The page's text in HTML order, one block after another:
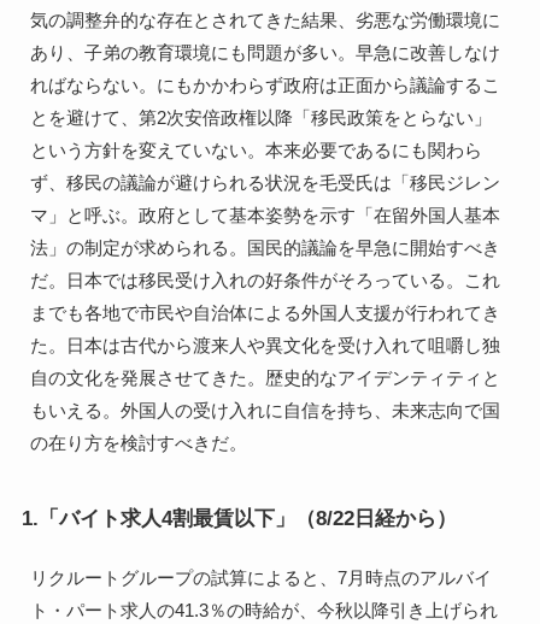
気の調整弁的な存在とされてきた結果、劣悪な労働環境に
あり、子弟の教育環境にも問題が多い。早急に改善しなけ
ればならない。にもかかわらず政府は正面から議論するこ
とを避けて、第2次安倍政権以降「移民政策をとらない」
という方針を変えていない。本来必要であるにも関わら
ず、移民の議論が避けられる状況を毛受氏は「移民ジレン
マ」と呼ぶ。政府として基本姿勢を示す「在留外国人基本
法」の制定が求められる。国民的議論を早急に開始すべき
だ。日本では移民受け入れの好条件がそろっている。これ
までも各地で市民や自治体による外国人支援が行われてき
た。日本は古代から渡来人や異文化を受け入れて咀嚼し独
自の文化を発展させてきた。歴史的なアイデンティティと
もいえる。外国人の受け入れに自信を持ち、未来志向で国
の在り方を検討すべきだ。
1.「バイト求人4割最賃以下」（8/22日経から）
リクルートグループの試算によると、7月時点のアルバイ
ト・パート求人の41.3％の時給が、今秋以降引き上げられ